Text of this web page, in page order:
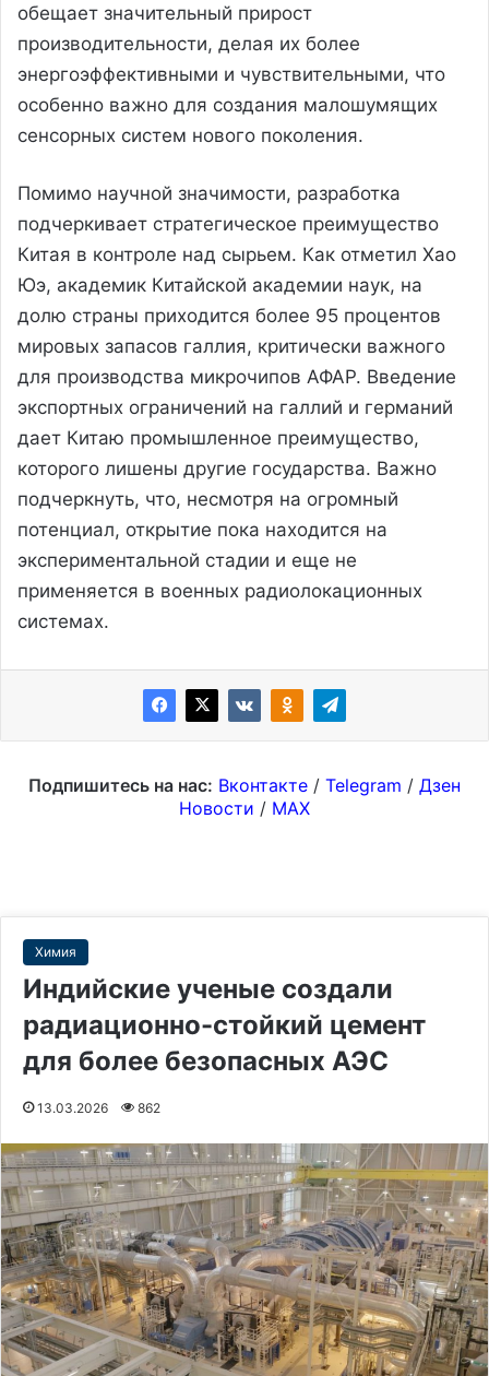
обещает значительный прирост
производительности, делая их более
энергоэффективными и чувствительными, что
особенно важно для создания малошумящих
сенсорных систем нового поколения.
Помимо научной значимости, разработка
подчеркивает стратегическое преимущество
Китая в контроле над сырьем. Как отметил Хао
Юэ, академик Китайской академии наук, на
долю страны приходится более 95 процентов
мировых запасов галлия, критически важного
для производства микрочипов АФАР. Введение
экспортных ограничений на галлий и германий
дает Китаю промышленное преимущество,
которого лишены другие государства. Важно
подчеркнуть, что, несмотря на огромный
потенциал, открытие пока находится на
экспериментальной стадии и еще не
применяется в военных радиолокационных
системах.
Подпишитесь на нас: Вконтакте / Telegram / Дзен
Новости / MAX